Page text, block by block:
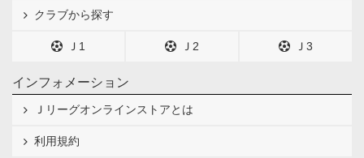
クラブから探す
Ｊ1 Ｊ2 Ｊ3
インフォメーション
Ｊリーグオンラインストアとは
利用規約